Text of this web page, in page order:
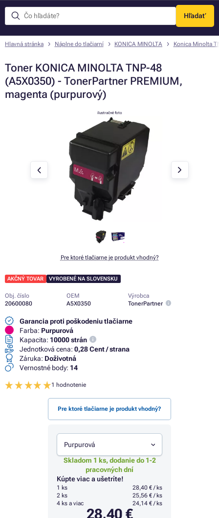
Hľadať
Menu
Hlavná stránka Náplne do tlačiarní KONICA MINOLTA Konica Minolta
Toner KONICA MINOLTA TNP-48
(A5X0350) - TonerPartner PREMIUM,
magenta (purpurový)
ilustračné foto
Pre ktoré tlačiarne je produkt vhodný?
AKČNÝ TOVAR VYROBENÉ NA SLOVENSKU
Obj. číslo
20600080
OEM
A5X0350
Výrobca
TonerPartner
Garancia proti poškodeniu tlačiarne
Farba: Purpurová
Kapacita: 10000 strán
Jednotková cena: 0,28 Cent / strana
Záruka: Doživotná
Vernostné body: 14
1 hodnotenie
Pre ktoré tlačiarne je produkt vhodný?
Purpurová
Skladom 1 ks, dodanie do 1-2
pracovných dní
Kúpte viac a ušetríte!
1 ks
28,40 € / ks
2 ks
25,56 € / ks
4 ks a viac
24,14 € / ks
28,40 €